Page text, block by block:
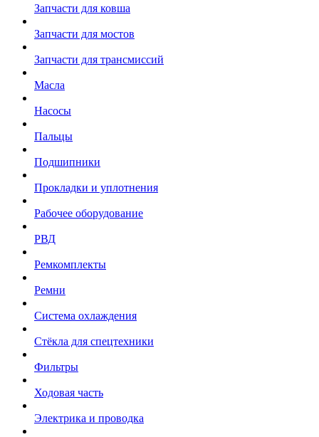
Запчасти для ковша
Запчасти для мостов
Запчасти для трансмиссий
Масла
Насосы
Пальцы
Подшипники
Прокладки и уплотнения
Рабочее оборудование
РВД
Ремкомплекты
Ремни
Система охлаждения
Стёкла для спецтехники
Фильтры
Ходовая часть
Электрика и проводка